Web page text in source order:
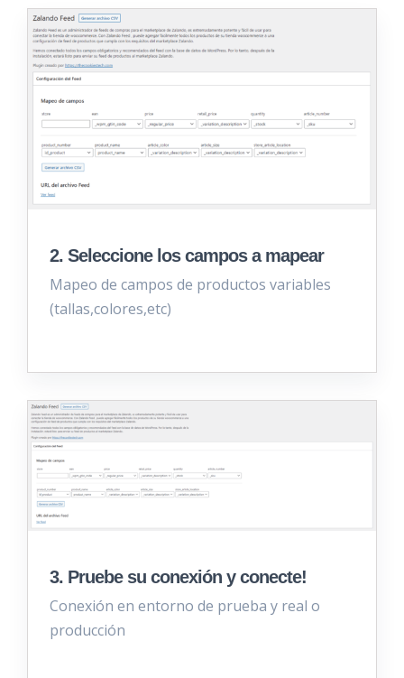
2. Seleccione los campos a mapear
Mapeo de campos de productos variables
(tallas,colores,etc)
3. Pruebe su conexión y conecte!
Conexión en entorno de prueba y real o
producción